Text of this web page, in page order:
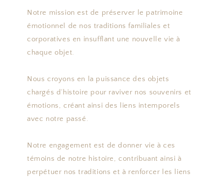
Notre mission est de préserver le patrimoine
émotionnel de nos traditions familiales et
corporatives en insufflant une nouvelle vie à
chaque objet.
Nous croyons en la puissance des objets
chargés d’histoire pour raviver nos souvenirs et
émotions, créant ainsi des liens intemporels
avec notre passé.
Notre engagement est de donner vie à ces
témoins de notre histoire, contribuant ainsi à
perpétuer nos traditions et à renforcer les liens